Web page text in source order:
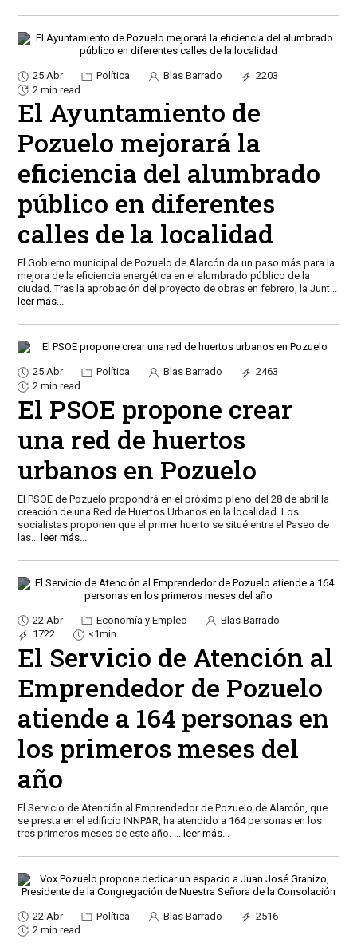
25 Abr Política Blas Barrado
2203
2 min read
El Ayuntamiento de
Pozuelo mejorará la
eficiencia del alumbrado
público en diferentes
calles de la localidad
El Gobierno municipal de Pozuelo de Alarcón da un paso más para la
mejora de la eficiencia energética en el alumbrado público de la
ciudad. Tras la aprobación del proyecto de obras en febrero, la Junt...
leer más...
25 Abr Política Blas Barrado
2463
2 min read
El PSOE propone crear
una red de huertos
urbanos en Pozuelo
El PSOE de Pozuelo propondrá en el próximo pleno del 28 de abril la
creación de una Red de Huertos Urbanos en la localidad. Los
socialistas proponen que el primer huerto se situé entre el Paseo de
las... leer más...
22 Abr Economía y Empleo
Blas Barrado
1722
<1min
El Servicio de Atención al
Emprendedor de Pozuelo
atiende a 164 personas en
los primeros meses del
año
El Servicio de Atención al Emprendedor de Pozuelo de Alarcón, que
se presta en el edificio INNPAR, ha atendido a 164 personas en los
tres primeros meses de este año.
leer más...
22 Abr Política Blas Barrado
2516
2 min read